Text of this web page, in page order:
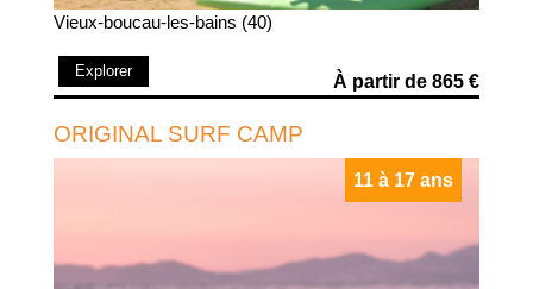
Vieux-boucau-les-bains (40)
Explorer
À partir de 865 €
ORIGINAL SURF CAMP
11 à 17 ans